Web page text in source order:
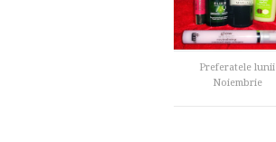
Preferatele lunii
Noiembrie